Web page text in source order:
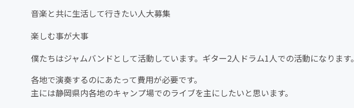
音楽と共に生活して行きたい人大募集
楽しむ事が大事
僕たちはジャムバンドとして活動しています。ギター2人ドラム1人での活動になります。
各地で演奏するのにあたって費用が必要です。
主には静岡県内各地のキャンプ場でのライブを主にしたいと思います。